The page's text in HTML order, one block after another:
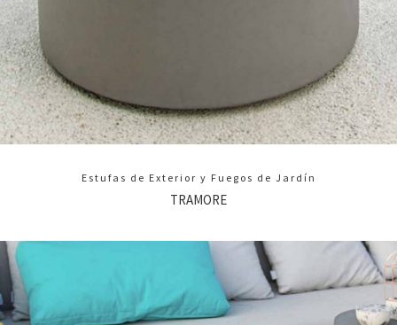
Estufas de Exterior y Fuegos de Jardín
TRAMORE